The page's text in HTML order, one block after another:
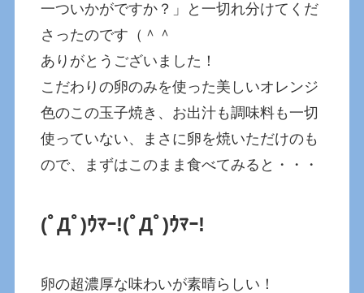
一ついかがですか？」と一切れ分けてくだ
さったのです（＾＾
ありがとうございました！
こだわりの卵のみを使った美しいオレンジ
色のこの玉子焼き、お出汁も調味料も一切
使っていない、まさに卵を焼いただけのも
ので、まずはこのまま食べてみると・・・
(ﾟДﾟ)ｳﾏｰ!(ﾟДﾟ)ｳﾏｰ!
卵の超濃厚な味わいが素晴らしい！